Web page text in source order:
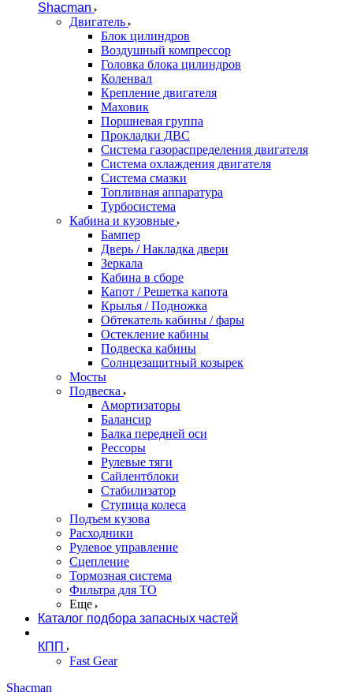
Shacman
Двигатель
Блок цилиндров
Воздушный компрессор
Головка блока цилиндров
Коленвал
Крепление двигателя
Маховик
Поршневая группа
Прокладки ДВС
Система газораспределения двигателя
Система охлаждения двигателя
Система смазки
Топливная аппаратура
Турбосистема
Кабина и кузовные
Бампер
Дверь / Накладка двери
Зеркала
Кабина в сборе
Капот / Решетка капота
Крылья / Подножка
Обтекатель кабины / фары
Остекление кабины
Подвеска кабины
Солнцезащитный козырек
Мосты
Подвеска
Амортизаторы
Балансир
Балка передней оси
Рессоры
Рулевые тяги
Сайлентблоки
Стабилизатор
Ступица колеса
Подъем кузова
Расходники
Рулевое управление
Сцепление
Тормозная система
Фильтра для ТО
Еще
Каталог подбора запасных частей
КПП
Fast Gear
Shacman